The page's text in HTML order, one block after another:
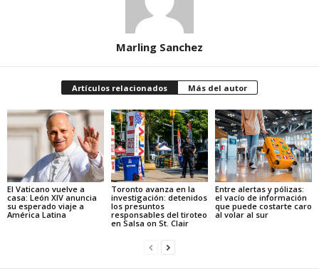
Marling Sanchez
Artículos relacionados Más del autor
El Vaticano vuelve a
casa: León XIV anuncia
su esperado viaje a
América Latina
Toronto avanza en la
investigación: detenidos
los presuntos
responsables del tiroteo
en Salsa on St. Clair
Entre alertas y pólizas:
el vacío de información
que puede costarte caro
al volar al sur